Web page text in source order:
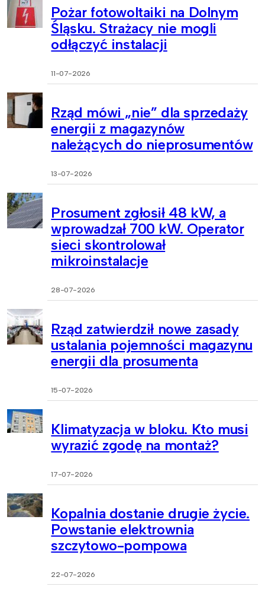
Pożar fotowoltaiki na Dolnym
Śląsku. Strażacy nie mogli
odłączyć instalacji
11-07-2026
Rząd mówi „nie” dla sprzedaży
energii z magazynów
należących do nieprosumentów
13-07-2026
Prosument zgłosił 48 kW, a
wprowadzał 700 kW. Operator
sieci skontrolował
mikroinstalacje
28-07-2026
Rząd zatwierdził nowe zasady
ustalania pojemności magazynu
energii dla prosumenta
15-07-2026
Klimatyzacja w bloku. Kto musi
wyrazić zgodę na montaż?
17-07-2026
Kopalnia dostanie drugie życie.
Powstanie elektrownia
szczytowo-pompowa
22-07-2026